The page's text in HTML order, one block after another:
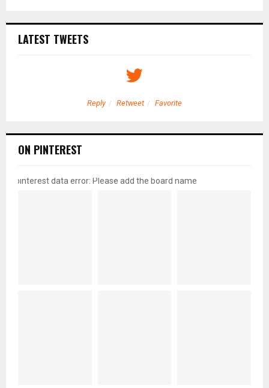
LATEST TWEETS
Reply Retweet Favorite
ON PINTEREST
pinterest data error: Please add the board name